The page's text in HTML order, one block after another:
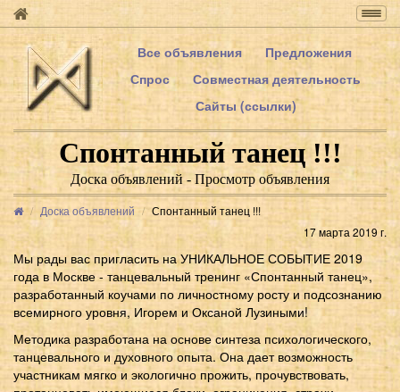
Все объявления
Предложения
Спрос
Совместная деятельность
Сайты (ссылки)
Спонтанный танец !!!
Доска объявлений - Просмотр объявления
Доска объявлений
Спонтанный танец !!!
17 марта 2019 г.
Мы рады вас пригласить на УНИКАЛЬНОЕ СОБЫТИЕ 2019
года в Москве - танцевальный тренинг «Спонтанный танец»,
разработанный коучами по личностному росту и подсознанию
всемирного уровня, Игорем и Оксаной Лузиными!
Методика разработана на основе синтеза психологического,
танцевального и духовного опыта. Она дает возможность
участникам мягко и экологично прожить, прочувствовать,